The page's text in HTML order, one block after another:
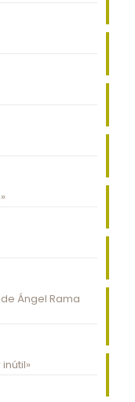
Ángel Rama